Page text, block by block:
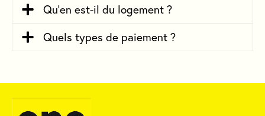
Qu’en est-il du logement ?
Quels types de paiement ?